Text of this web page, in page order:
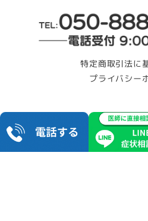
特定商取引法に
プライバシー
Copyright © モイストクリニ